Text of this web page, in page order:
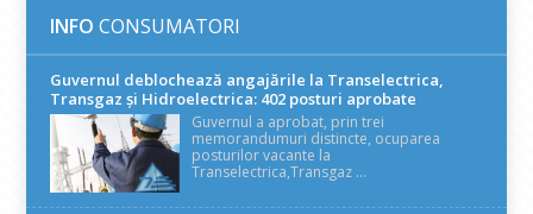
INFO CONSUMATORI
Guvernul deblochează angajările la Transelectrica,
Transgaz și Hidroelectrica: 402 posturi aprobate
Guvernul a aprobat, prin trei
memorandumuri distincte, ocuparea
posturilor vacante la
Transelectrica,Transgaz ...